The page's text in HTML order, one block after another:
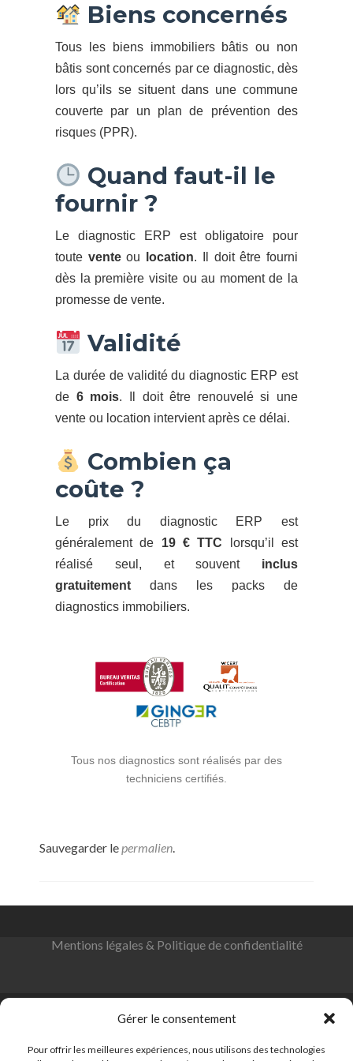
Gérer le consentement
Pour offrir les meilleures expériences, nous utilisons des technologies
Biens concernés
Tous les biens immobiliers bâtis ou non
bâtis sont concernés par ce diagnostic, dès
lors qu’ils se situent dans une commune
couverte par un plan de prévention des
risques (PPR).
Quand faut-il le
fournir ?
Le diagnostic ERP est obligatoire pour
toute venteou location. Il doit être fourni
dès la première visite ou au moment de la
promesse de vente.
Validité
La durée de validité du diagnostic ERP est
de 6 mois. Il doit être renouvelé si une
vente ou location intervient après ce délai.
Combien ça
coûte ?
Le prix du diagnostic ERP est
généralement de 19 € TTC lorsqu’il est
réalisé seul, et souvent inclus
gratuitement dans les packs de
diagnostics immobiliers.
Tous nos diagnostics sont réalisés par des
techniciens certifiés.
Sauvegarder lepermalien.
Mentions légales & Politique de confidentialité